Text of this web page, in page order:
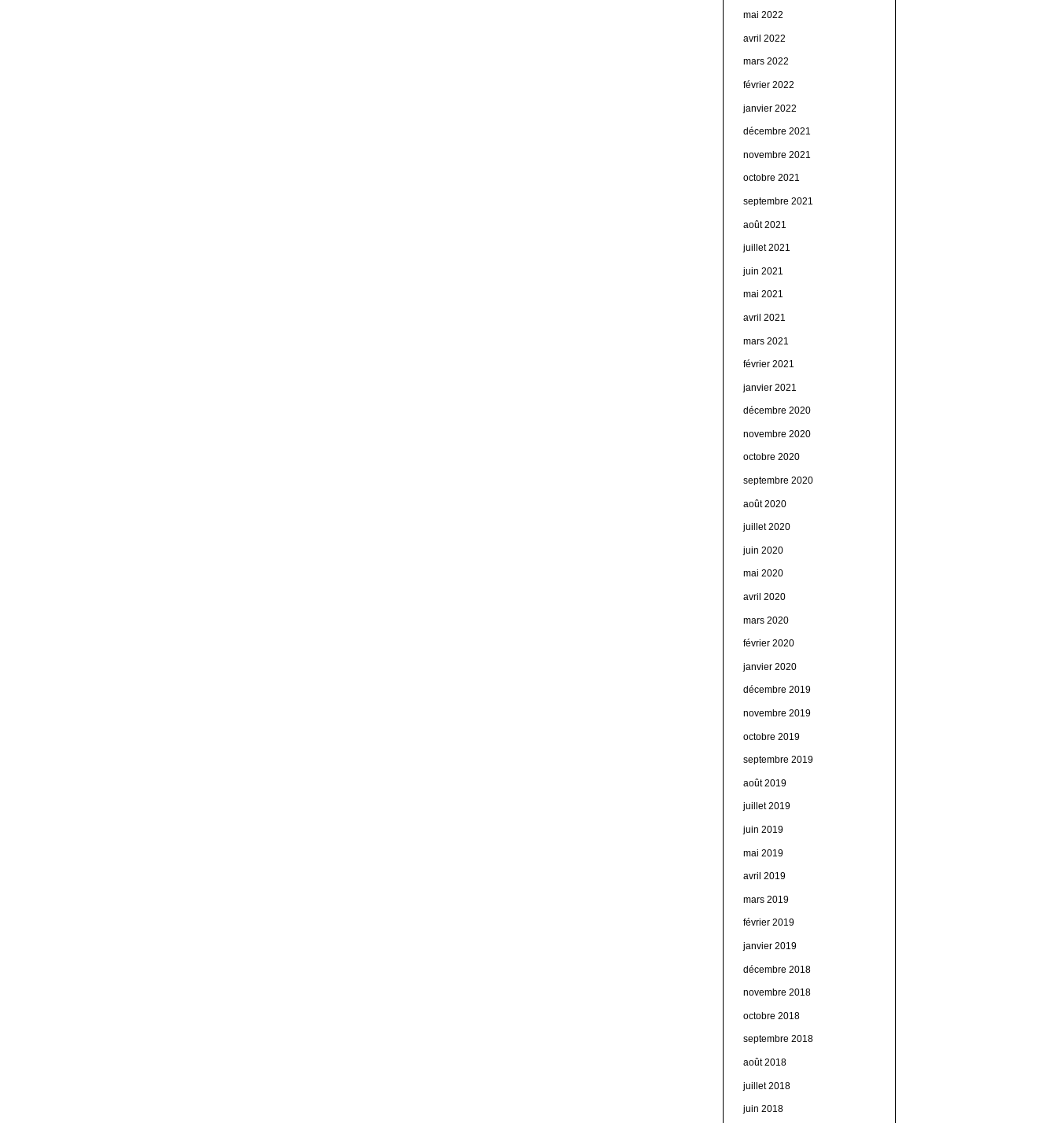
mai 2022
avril 2022
mars 2022
février 2022
janvier 2022
décembre 2021
novembre 2021
octobre 2021
septembre 2021
août 2021
juillet 2021
juin 2021
mai 2021
avril 2021
mars 2021
février 2021
janvier 2021
décembre 2020
novembre 2020
octobre 2020
septembre 2020
août 2020
juillet 2020
juin 2020
mai 2020
avril 2020
mars 2020
février 2020
janvier 2020
décembre 2019
novembre 2019
octobre 2019
septembre 2019
août 2019
juillet 2019
juin 2019
mai 2019
avril 2019
mars 2019
février 2019
janvier 2019
décembre 2018
novembre 2018
octobre 2018
septembre 2018
août 2018
juillet 2018
juin 2018